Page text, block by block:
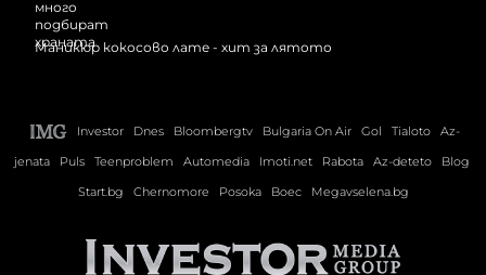
Маникюр кокосово лате - хит за лятото
Investor Dnes Bloombergtv Bulgaria On Air Gol Tialoto
Az-
jenata
Puls Teenproblem Automedia Imoti.net Rabota Az-deteto
Blog
Start.bg
Chernomore Posoka Boec Megavselena.bg